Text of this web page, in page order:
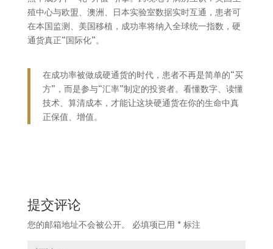
殖中心与欧盟、澳洲、日本实验室数据实时互通，患者可
在本国监测、美国移植，成功率将纳入全球统一指数，硬
通货真正“国际化”。
在成功率被做成硬通货的时代，患者不再是简单的“买
方”，而是参与“汇率”制定的投资者。看懂数字、读懂
技术、算清成本，才能让这块硬通货在你的生命中真
正保值、增值。
提交评论
您的邮箱地址不会被公开。 必填项已用 *标注